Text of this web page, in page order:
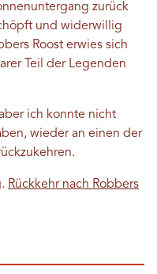
zurück
und widerwillig
Roost erwies sich
Teil der Legenden
ich konnte nicht
wieder an einen der
Rückkehr nach Robbers